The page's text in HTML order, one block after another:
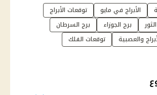
الأبراج في مايو
توقعات الأبراج
برج الجوزاء
برج السرطان
والعصبية توقعات الفلك